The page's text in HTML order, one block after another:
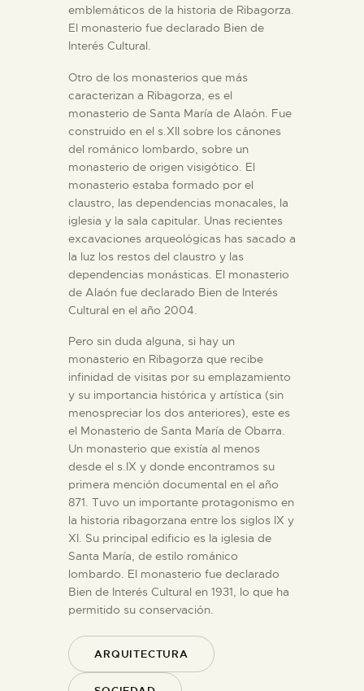
emblemáticos de la historia de Ribagorza.
El monasterio fue declarado Bien de
Interés Cultural.
Otro de los monasterios que más
caracterizan a Ribagorza, es el
monasterio de Santa María de Alaón. Fue
construido en el s.XII sobre los cánones
del románico lombardo, sobre un
monasterio de origen visigótico. El
monasterio estaba formado por el
claustro, las dependencias monacales, la
iglesia y la sala capitular. Unas recientes
excavaciones arqueológicas has sacado a
la luz los restos del claustro y las
dependencias monásticas. El monasterio
de Alaón fue declarado Bien de Interés
Cultural en el año 2004.
Pero sin duda alguna, si hay un
monasterio en Ribagorza que recibe
infinidad de visitas por su emplazamiento
y su importancia histórica y artística (sin
menospreciar los dos anteriores), este es
el Monasterio de Santa María de Obarra.
Un monasterio que existía al menos
desde el s.IX y donde encontramos su
primera mención documental en el año
871. Tuvo un importante protagonismo en
la historia ribagorzana entre los siglos IX y
XI. Su principal edificio es la iglesia de
Santa María, de estilo románico
lombardo. El monasterio fue declarado
Bien de Interés Cultural en 1931, lo que ha
permitido su conservación.
ARQUITECTURA